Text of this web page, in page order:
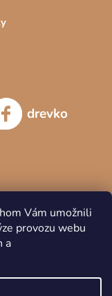
Vám umožnili
provozu webu
a
drevko